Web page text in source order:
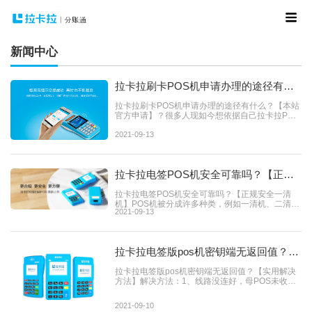
新闻中心
拉卡拉刷卡POS机申请办理的途径有什
拉卡拉刷卡POS机申请办理的途径有什么？【本站
官方申请】？很多人现如今想依据自己拉卡拉POS
2021-09-13
拉卡拉电签POS机安全可靠吗？【正规
拉卡拉电签POS机安全可靠吗？【正规安全一清
机】POS机被分成许多种类，例如一清机、二清
机、三清机等。她们只是...
2021-09-13
拉卡拉电签版pos机密钥端无返回值？
拉卡拉电签版pos机密钥端无返回值？【实用解决
方法】解决方法：1、线路没连好，母POS未收到
2021-09-10